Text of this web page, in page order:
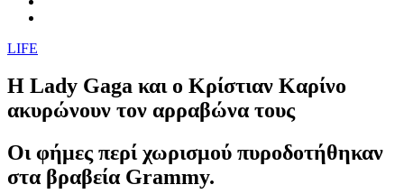
LIFE
Η Lady Gaga και ο Κρίστιαν Καρίνο
ακυρώνουν τον αρραβώνα τους
Οι φήμες περί χωρισμού πυροδοτήθηκαν
στα βραβεία Grammy.